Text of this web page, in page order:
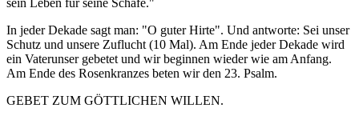
sein Leben für seine Schafe."
In jeder Dekade sagt man: "O guter Hirte". Und antworte: Sei unser
Schutz und unsere Zuflucht (10 Mal). Am Ende jeder Dekade wird
ein Vaterunser gebetet und wir beginnen wieder wie am Anfang.
Am Ende des Rosenkranzes beten wir den 23. Psalm.
GEBET ZUM GÖTTLICHEN WILLEN.